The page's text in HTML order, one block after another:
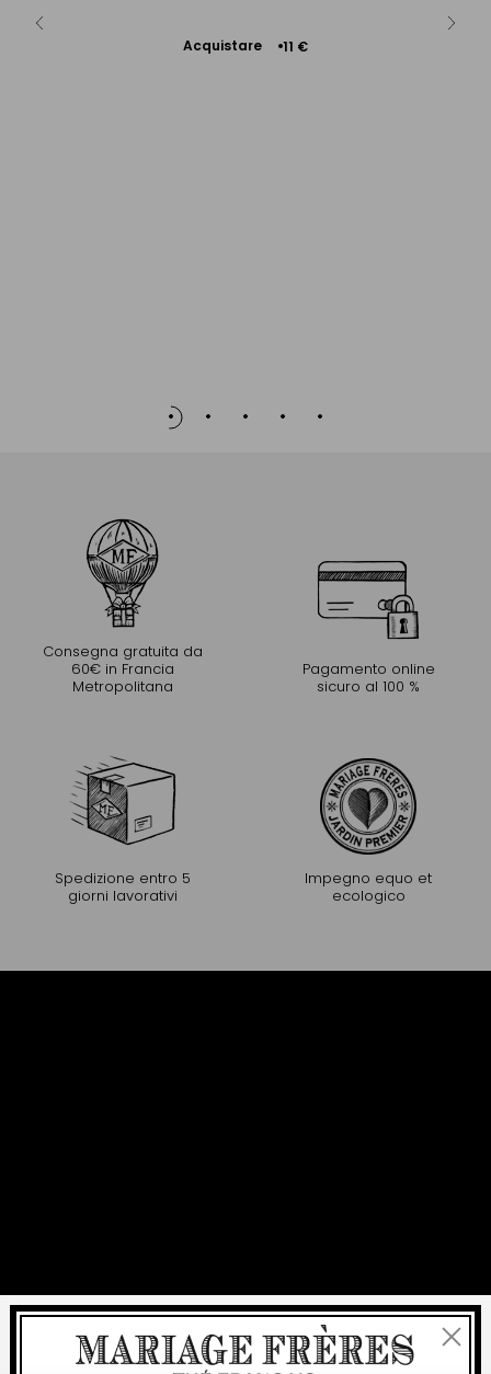
Acquistare 11 €
Aggiungere
Consegna gratuita da
60€ in Francia
Metropolitana
Pagamento online
sicuro al 100 %
Spedizione entro 5
giorni lavorativi
Impegno equo et
ecologico
Chiudi